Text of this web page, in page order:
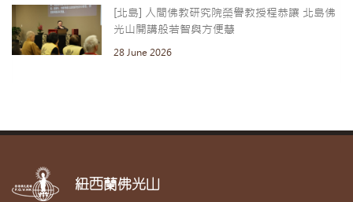
[北島] 人間佛教研究院榮譽教授程恭讓 北島佛
光山開講般若智與方便慧
28 June 2026
紐西蘭佛光山